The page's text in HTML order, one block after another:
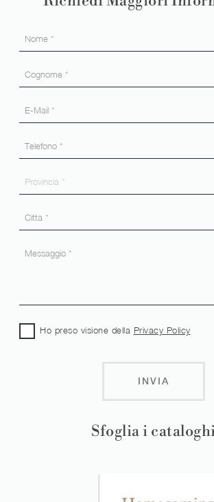
Sfoglia i
Ho preso visione della Privacy Policy
INVIA